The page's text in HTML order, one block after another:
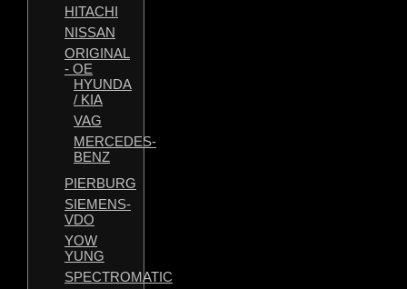
HITACHI
NISSAN
ORIGINAL
- OE
HYUNDA
/ KIA
VAG
MERCEDES-
BENZ
PIERBURG
SIEMENS-
VDO
YOW
YUNG
SPECTROMATIC